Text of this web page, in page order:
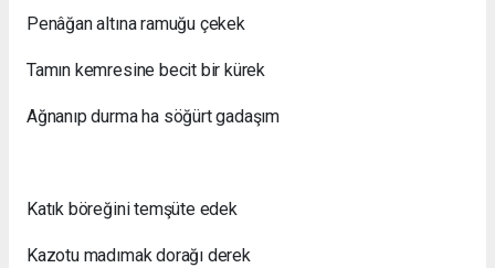
Penâğan altına ramuğu çekek
Tamın kemresine becit bir kürek
Ağnanıp durma ha söğürt gadaşım
Katık böreğini temşüte edek
Kazotu madımak dorağı derek